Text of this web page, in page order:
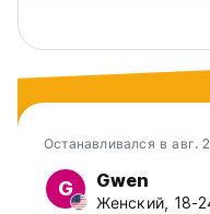
Останавливался в авг.
G Gwen
Женский, 18-